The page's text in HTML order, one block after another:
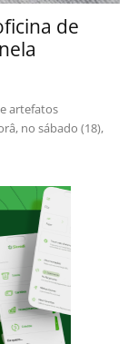
de
artefatos
no sábado (18),